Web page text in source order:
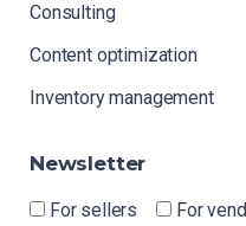
Consulting
Content optimization
Inventory management
Newsletter
For sellers
For